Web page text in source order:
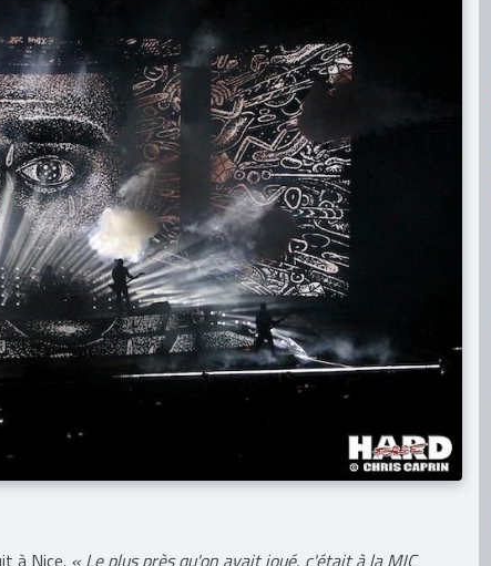
à Nice. « Le plus près qu'on avait joué, c'était à la MJC